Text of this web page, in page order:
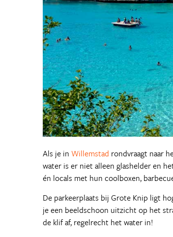
Als je in Willemstad rondvraagt naar
water is er niet alleen glashelder en
én locals met hun coolboxen,
De parkeerplaats bij Grote Knip ligt
je een beeldschoon uitzicht op het
de klif af, regelrecht het water in!